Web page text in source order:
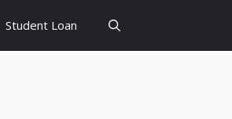
Student Loan